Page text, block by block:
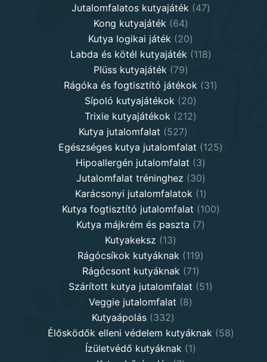
products
Jutalomfalatos kutyajáték 4747
Kong kutyajáték 6464
products
Kutya logikai játék 2020
products
Labda és kötél kutyajáték 118118
Plüss kutyajáték 7979
products
Rágóka és fogtisztító játékok 3131
Sípoló kutyajátékok 2020
products
Trixie kutyajátékok 212212
Kutya jutalomfalat 527527
products
Egészséges kutya jutalomfalat 125125
Hipoallergén jutalomfalat 33
products
Jutalomfalat tréninghez 3030
products
Karácsonyi jutalomfalatok 11
product
Kutya fogtisztító jutalomfalat 100100
Kutya májkrém és paszta 77
Kutyakeksz 1313
products
Rágócsíkok kutyáknak 119119
Rágócsont kutyáknak 7171
products
Szárított kutya jutalomfalat 5151
Veggie jutalomfalat 88
Kutyaápolás 332332
products
Élősködők elleni védelem kutyáknak 5858
Ízületvédő kutyáknak 11